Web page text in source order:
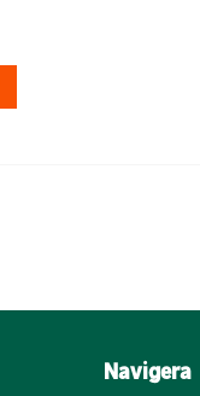
Navigera